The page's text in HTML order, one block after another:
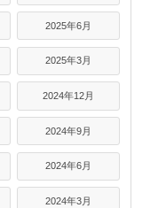
2025年6月
2025年3月
2024年12月
2024年9月
2024年6月
2024年3月